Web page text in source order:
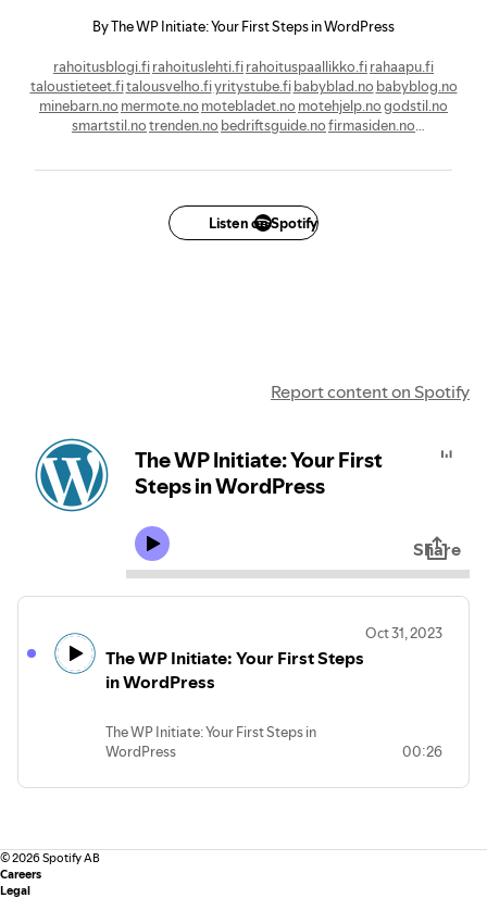
By The WP Initiate: Your First Steps in WordPress
rahoitusblogi.firahoituslehti.firahoituspaallikko.firahaapu.fi
taloustieteet.fitalousvelho.fiyritystube.fibabyblad.no babyblog.no
minebarn.no mermote.no motebladet.no motehjelp.nogodstil.no
smartstil.notrenden.no bedriftsguide.nofirmasiden.no
gledeguide.nohobbyklar.no
dinlykke.nomerlykkelig.no
Listen on Spotify
Report content on Spotify
The WP Initiate: Your First
Steps in WordPress
Share
The WP Initiate: Your First Steps
in WordPress
The WP Initiate: Your First Steps in
WordPress
Oct 31, 2023
00:26
©2026Spotify AB
Careers
Legal